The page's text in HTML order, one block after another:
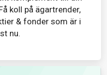
koll på ägartrender,
& fonder som är i
nu.